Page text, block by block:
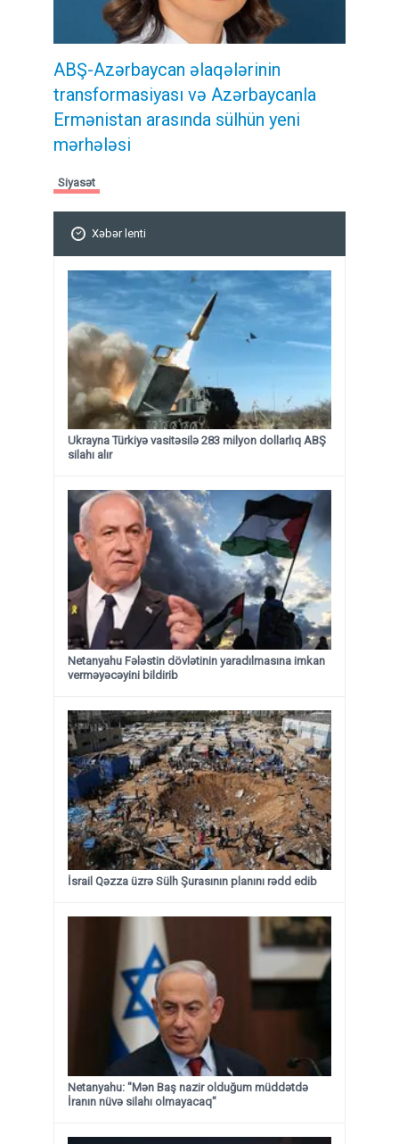
ABŞ-Azərbaycan əlaqələrinin
transformasiyası və Azərbaycanla
Ermənistan arasında sülhün yeni
mərhələsi
Siyasət
Xəbər lenti
Ukrayna Türkiyə vasitəsilə 283 milyon dollarlıq ABŞ
silahı alır
Netanyahu Fələstin dövlətinin yaradılmasına imkan
verməyəcəyini bildirib
İsrail Qəzza üzrə Sülh Şurasının planını rədd edib
Netanyahu: "Mən Baş nazir olduğum müddətdə
İranın nüvə silahı olmayacaq"